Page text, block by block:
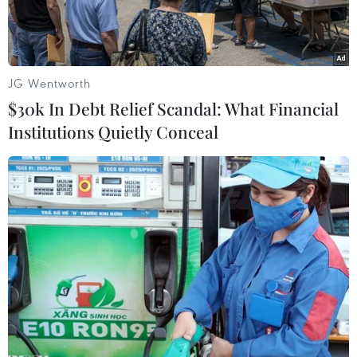
Tổng thống Mỹ Barack Obama và Thủ tướng Đan Mạch Helle
Thorning-Schmidt. (Nguồn: bt.dk)
Tổng thống Mỹ Barack Obama ngày 16/2 đã có
cuộc điện đàm với Thủ tướng Đan Mạch Helle
Thorning-Schmidt để bày tỏ sự đoàn kết với
JG Wentworth
$30k In Debt Relief Scandal: What Financial
Institutions Quietly Conceal